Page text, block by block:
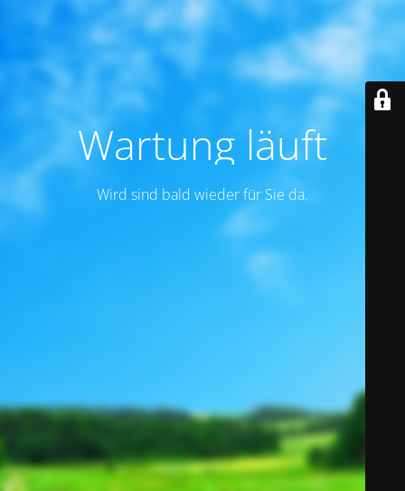
Wartung läuft
Wird sind bald wieder für Sie da.